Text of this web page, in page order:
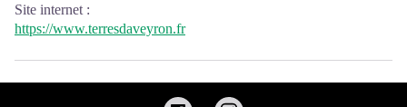
Site internet :
https://www.terresdaveyron.fr